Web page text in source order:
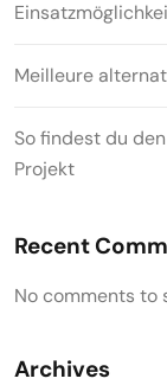
Meilleure
So findest du
Projekt
Recent
No comments to
Archives